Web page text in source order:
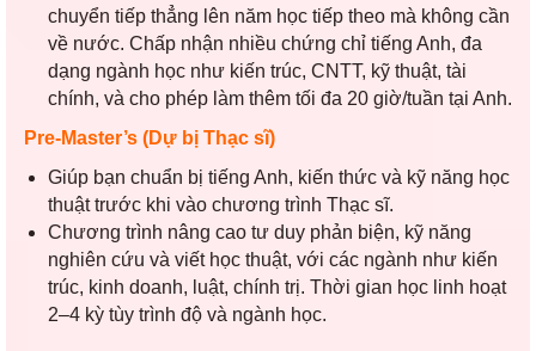
chuyển tiếp thẳng lên năm học tiếp theo mà không cần
về nước. Chấp nhận nhiều chứng chỉ tiếng Anh, đa
dạng ngành học như kiến trúc, CNTT, kỹ thuật, tài
chính, và cho phép làm thêm tối đa 20 giờ/tuần tại Anh.
Pre-Master’s (Dự bị Thạc sĩ)
Giúp bạn chuẩn bị tiếng Anh, kiến thức và kỹ năng học
thuật trước khi vào chương trình Thạc sĩ.
Chương trình nâng cao tư duy phản biện, kỹ năng
nghiên cứu và viết học thuật, với các ngành như kiến
trúc, kinh doanh, luật, chính trị. Thời gian học linh hoạt
2–4 kỳ tùy trình độ và ngành học.